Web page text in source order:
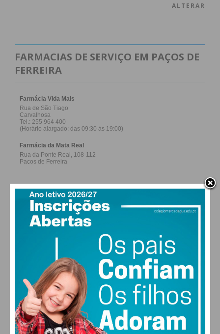
ALTERAR
FARMACIAS DE SERVIÇO EM PAÇOS DE
FERREIRA
27,0k
0
Followers
576
Readers